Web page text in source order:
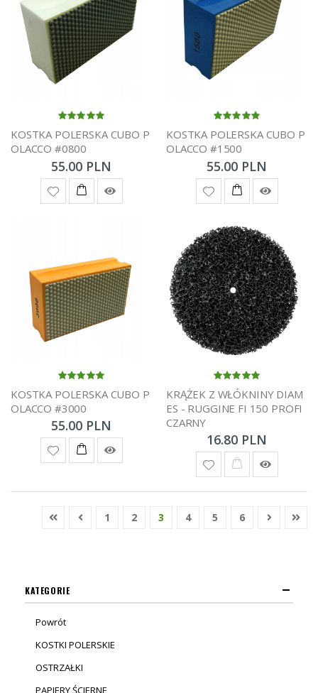
KOSTKA POLERSKA CUBO P
OLACCO #0800
55.00 PLN
KOSTKA POLERSKA CUBO P
OLACCO #1500
55.00 PLN
KOSTKA POLERSKA CUBO P
OLACCO #3000
55.00 PLN
KRĄŻEK Z WŁÓKNINY DIAM
ES - RUGGINE FI 150 PROFI
CZARNY
16.80 PLN
1 2 3 4 5 6
KATEGORIE
Powrót
KOSTKI POLERSKIE
OSTRZAŁKI
PAPIERY ŚCIERNE